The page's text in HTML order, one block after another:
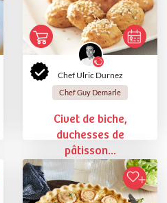
Chef Ulric Durnez
Chef Guy Demarle
Civet de biche,
duchesses de
pâtisson...